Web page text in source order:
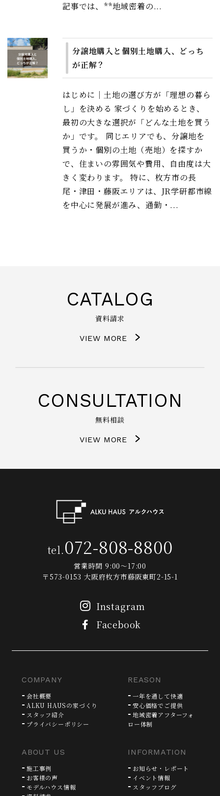
記事では、**地域密着の...
分譲地購入と個別土地購入、どっち
が正解？
はじめに｜土地の選び方が「理想の暮ら
し」を決める 家づくりを始めるとき、
最初の大きな選択が「どんな土地を買う
か」です。 同じエリアでも、分譲地を
買うか・個別の土地（売地）を探すか
で、住まいの雰囲気や費用、自由度は大
きく変わります。 特に、枚方市の長
尾・津田・藤阪エリアは、JR学研都市線
を中心に発展が進み、通勤・...
CATALOG
資料請求
VIEW MORE
CONSULTATION
無料相談
VIEW MORE
tel.072-808-8800
営業時間 9:00～17:00
〒573-0153 大阪府枚方市藤阪東町2-15-1
Instagram
Facebook
COMPANY
会社概要
ALKU HAUSの家づくり
スタッフ紹介
プライバシーポリシー
REASON
一年を通して快適
安心価格でご提供
地域密着アフターフォ
ロー体制
ABOUT US
施工事例
お客様の声
モデルハウス情報
INFORMATION
お知らせ・レポート
イベント情報
スタッフブログ